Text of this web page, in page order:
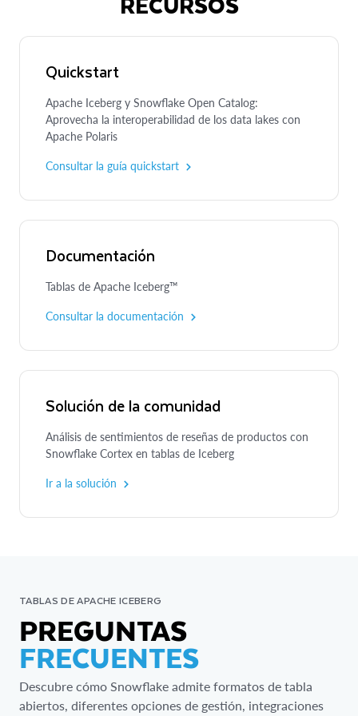
Quickstart
Apache Iceberg y Snowflake Open Catalog:
Aprovecha la interoperabilidad de los data lakes con
Apache Polaris
Consultar la guía quickstart
Documentación
Tablas de Apache Iceberg™
Consultar la documentación
Solución de la comunidad
Análisis de sentimientos de reseñas de productos con
Snowflake Cortex en tablas de Iceberg
Ir a la solución
TABLAS DE APACHE ICEBERG
PREGUNTAS
FRECUENTES
Descubre cómo Snowflake admite formatos de tabla
abiertos, diferentes opciones de gestión, integraciones